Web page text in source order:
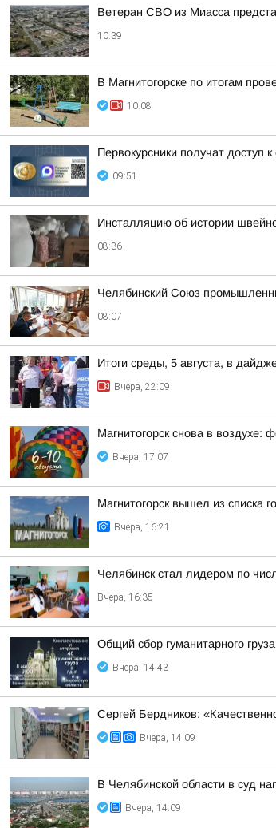
Ветеран СВО из Миасса
10:39
В Магнитогорске по итогам
10:08
Первокурсники получат
09:51
Инсталляцию об истории
08:36
Челябинский Союз
08:07
Итоги среды, 5 августа, в
Вчера, 22:09
Магнитогорск снова в воздухе:
Вчера, 17:07
Магнитогорск вышел из списка
Вчера, 16:21
Челябинск стал лидером по
Вчера, 16:35
Общий сбор гуманитарного
Вчера, 14:43
Сергей Бердников:
Вчера, 14:09
В Челябинской области в суд
Вчера, 14:09